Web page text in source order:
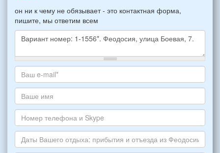
он ни к чему не обязывает - это контактная форма,
пишите, мы ответим всем
Какое
жилье
хотите
снять,
укажите
пожалуйста
НОМЕР
варианта:
*
Ваш
адрес
электронной
почты
*
Ваше
имя
Номер
телефона
и